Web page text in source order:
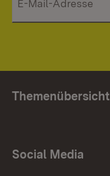
Themenübersicht
Social Media